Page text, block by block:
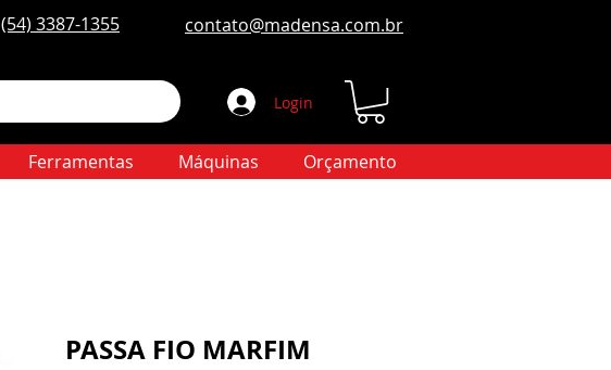
(54) 3387-1355 contato@madensa.com.br
Login
Ferramentas Máquinas Orçamento
PASSA FIO MARFIM